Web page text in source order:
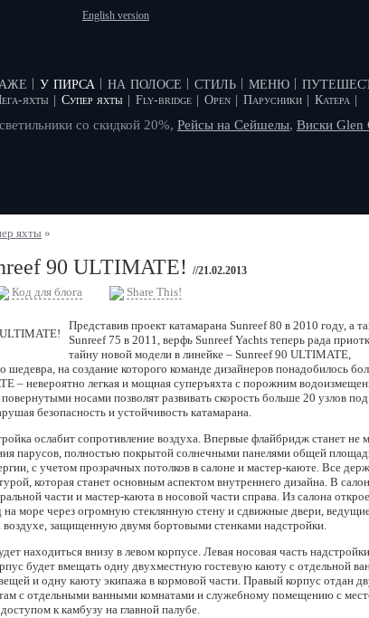
English version
у пирса
яхты Супер яхты Fly-bridge Open Парусники Катера
на полосе стиль меню
со скидкой 20%, Рейсы на Сейшелы, Виски Glen
яхты »
90 ULTIMATE! //21.02.2013
Код для блога Share This!
Представив проект катамарана Sunreef 80 в 2010 году, а
Sunreef 75 в 2011, верфь Sunreef Yachts теперь рада
тайну новой модели в линейке – Sunreef 90 ULTIMATE,
шедевра, на создание которого команде дизайнеров понадобилось
– невероятно легкая и мощная суперъяхта с порожним
носами позволят развивать скорость больше 20 узлов
безопасность и устойчивость катамарана.
ослабит сопротивление воздуха. Впервые флайбридж станет не
парусов, полностью покрытой солнечными панелями общей
с учетом прозрачных потолков в салоне и мастер-каюте. Все
которая станет основным аспектом внутреннего дизайна. В
части и мастер-каюта в носовой части справа. Из салона
море через огромную стеклянную стену и сдвижные двери,
защищенную двумя бортовыми стенками надстройки.
находиться внизу в левом корпусе. Левая носовая часть
будет вмещать одну двухместную гостевую каюту с отдельной
и одну каюту экипажа в кормовой части. Правый корпус отдан
с отдельными ванными комнатами и служебному помещению с
к камбузу на главной палубе.